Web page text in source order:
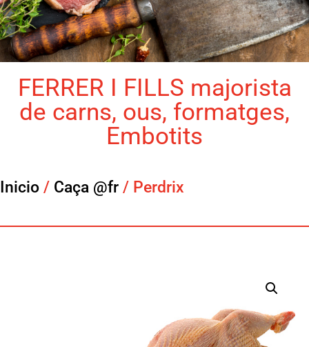
FERRER I FILLS majorista
de carns, ous, formatges,
Embotits
Inicio / Caça @fr / Perdrix